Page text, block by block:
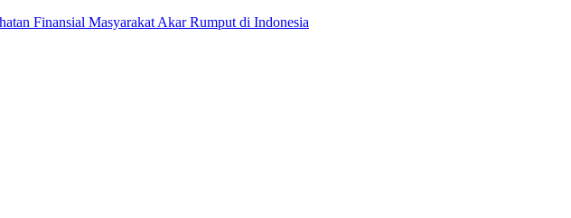
Finansial Masyarakat Akar Rumput di Indonesia